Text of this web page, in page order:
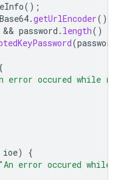
();
Base64.getUrlEncoder().
&& password . length()
(password
error occured while
ioe)
{
"An error occured